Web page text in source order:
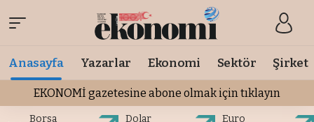
Anasayfa Yazarlar Ekonomi Sektör Şirket
EKONOMİ gazetesine abone olmak için tıklayın
Borsa
Dolar
Euro